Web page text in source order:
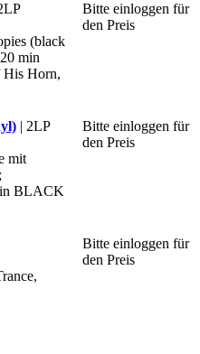
(black
min
His Horn,
Bitte einloggen für
den Preis
| 2LP
mit
in BLACK
Bitte einloggen für
den Preis
Bitte einloggen für
den Preis